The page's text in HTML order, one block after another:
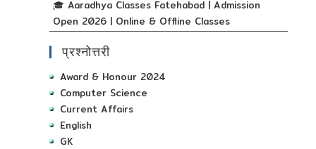
🎓 Aaradhya Classes Fatehabad | Admission
Open 2026 | Online & Offline Classes
प्रश्नोत्तरी
Award & Honour 2024
Computer Science
Current Affairs
English
GK